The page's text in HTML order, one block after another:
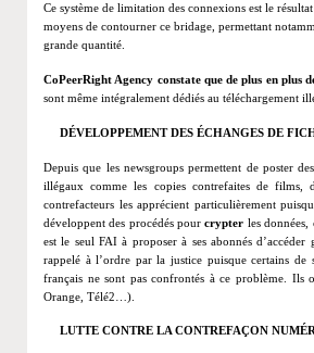
Ce système de limitation des connexions est le résultat
moyens de contourner ce bridage, permettant
grande quantité.
CoPeerRight Agency constate que de plus en plus
sont même intégralement dédiés au téléchargement
DÉVELOPPEMENT DES ÉCHANGES DE
Depuis que les newsgroups permettent de poster
illégaux comme les copies contrefaites de
contrefacteurs les apprécient particulièrement
développent des procédés pourcrypter les
est le seul FAI à proposer à ses abonnés
rappelé à l’ordre par la justice puisque certains de
français ne sont pas confrontés à ce problème. Ils
Orange, Télé2…).
LUTTE CONTRE LA CONTREFAÇON